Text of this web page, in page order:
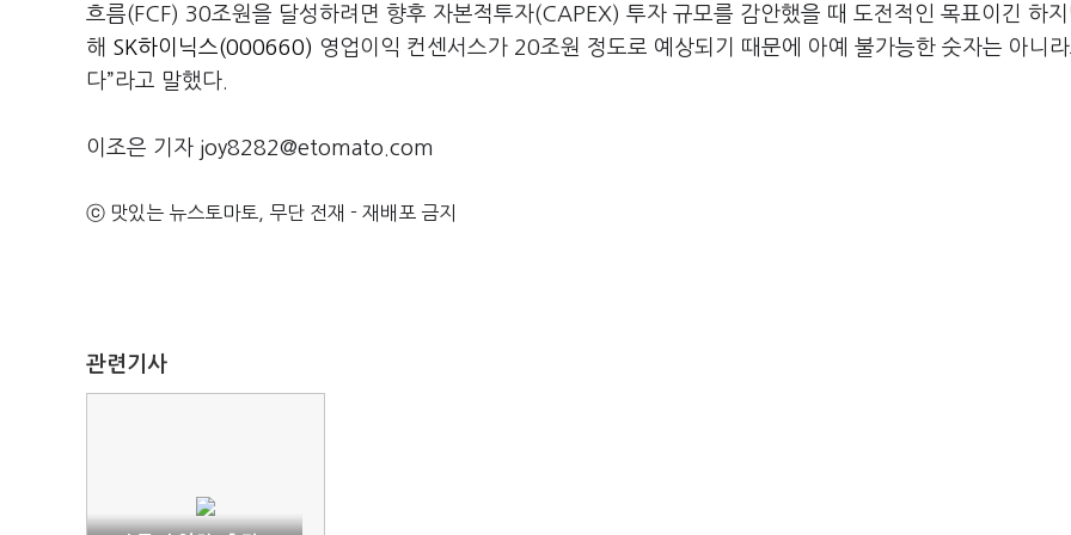
흐름(FCF) 30조원을 달성하려면 향후 자본적투자(CAPEX) 투자 규모를 감안했을 때 도전적인 목표이긴 하
해 SK하이닉스(000660) 영업이익 컨센서스가 20조원 정도로 예상되기 때문에 아예 불가능한 숫자는 아니
다”라고 말했다.
이조은 기자 joy8282@etomato.com
ⓒ 맛있는 뉴스토마토, 무단 전재 - 재배포 금지
관련기사